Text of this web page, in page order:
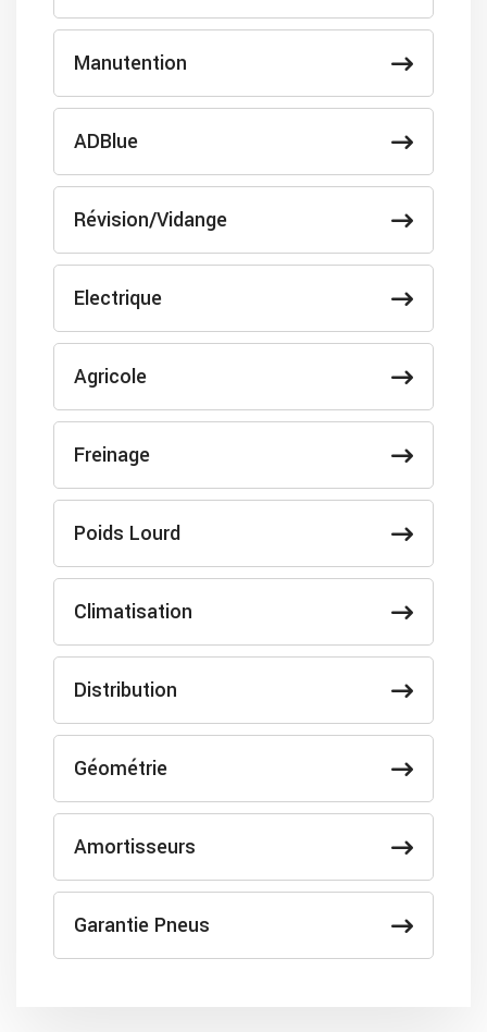
Manutention
ADBlue
Révision/Vidange
Electrique
Agricole
Freinage
Poids Lourd
Climatisation
Distribution
Géométrie
Amortisseurs
Garantie Pneus